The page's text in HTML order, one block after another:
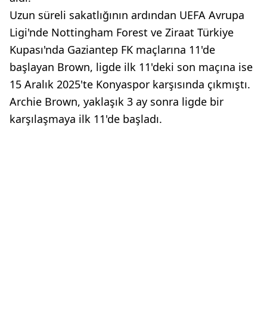
Uzun süreli sakatlığının ardından UEFA Avrupa
Ligi'nde Nottingham Forest ve Ziraat Türkiye
Kupası'nda Gaziantep FK maçlarına 11'de
başlayan Brown, ligde ilk 11'deki son maçına ise
15 Aralık 2025'te Konyaspor karşısında çıkmıştı.
Archie Brown, yaklaşık 3 ay sonra ligde bir
karşılaşmaya ilk 11'de başladı.